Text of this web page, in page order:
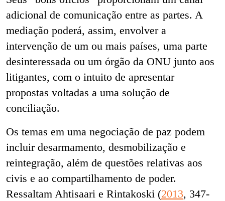
adicional de comunicação entre as partes. A
mediação poderá, assim, envolver a
intervenção de um ou mais países, uma parte
desinteressada ou um órgão da ONU junto aos
litigantes, com o intuito de apresentar
propostas voltadas a uma solução de
conciliação.
Os temas em uma negociação de paz podem
incluir desarmamento, desmobilização e
reintegração, além de questões relativas aos
civis e ao compartilhamento de poder.
Ressaltam Ahtisaari e Rintakoski (2013, 347-